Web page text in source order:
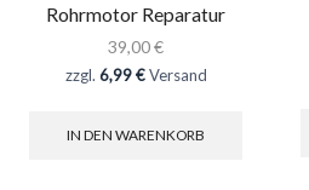
Rohrmotor Reparatur
39,00€
zzgl. 6,99 €Versand
IN DEN WARENKORB